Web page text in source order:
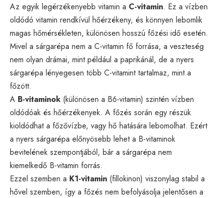
Az egyik legérzékenyebb vitamin a C-vitamin. Ez a vízben
oldódó vitamin rendkívül hőérzékeny, és könnyen lebomlik
magas hőmérsékleten, különösen hosszú főzési idő esetén.
Mivel a sárgarépa nem a C-vitamin fő forrása, a veszteség
nem olyan drámai, mint például a paprikánál, de a nyers
sárgarépa lényegesen több C-vitamint tartalmaz, mint a
főzött.
A B-vitaminok (különösen a B6-vitamin) szintén vízben
oldódóak és hőérzékenyek. A főzés során egy részük
kioldódhat a főzővízbe, vagy hő hatására lebomolhat. Ezért
a nyers sárgarépa előnyösebb lehet a B-vitaminok
bevitelének szempontjából, bár a sárgarépa nem
kiemelkedő B-vitamin forrás.
Ezzel szemben a K1-vitamin (fillokinon) viszonylag stabil a
hővel szemben, így a főzés nem befolyásolja jelentősen a